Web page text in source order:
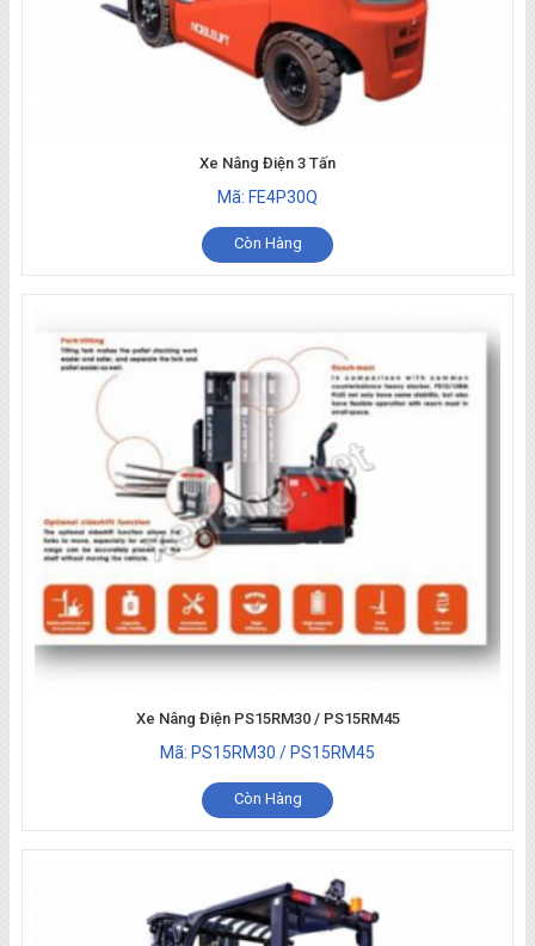
Xe Nâng Điện 3 Tấn
Mã: FE4P30Q
Còn Hàng
Xe Nâng Điện PS15RM30 / PS15RM45
Mã: PS15RM30 / PS15RM45
Còn Hàng